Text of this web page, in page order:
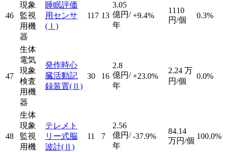
46
現象
監視
用機
器
睡眠評価
用センサ
(Ⅰ)
117 13
3.05
億円/
年
+9.4%
1110
円/個
0.3%
47
生体
電気
現象
検査
用機
器
発作時心
臓活動記
録装置(Ⅱ)
30 16
2.8
億円/
年
+23.0%
2.24 万
円/個
0.0%
48
生体
現象
監視
用機
テレメト
リー式脳
波計(Ⅱ)
11 7
2.56
億円/
年
-37.9%
84.14
万円/個
100.0%